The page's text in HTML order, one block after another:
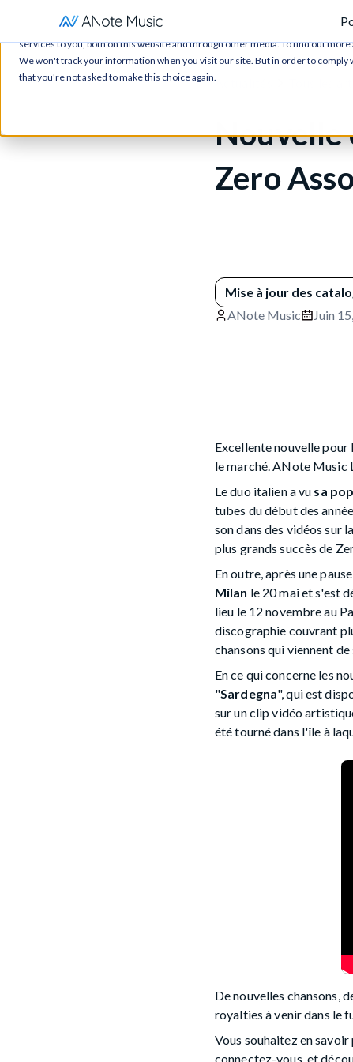
This website stores cookies on your computer. These cookies are used to
services to you, both on this website and through other media. To find out
We won't track your information when you visit our site. But in order to
that you're not asked to make this choice again.Actualités
Nouvelle
Zero
Mise à jour des
ANote Music
Juin
Excellente nouvelle pour
le marché. ANote Music
Le duo italien a vu sa
tubes du début des
son dans des vidéos sur
plus grands succès de
En outre, après une
Milan le 20 mai et s'est
lieu le 12 novembre au
discographie couvrant
chansons qui viennent
En ce qui concerne les
"Sardegna", qui est
sur un clip vidéo
été tourné dans l'île à
De nouvelles chansons,
royalties à venir dans le
Vous souhaitez en
connectez-vous, et